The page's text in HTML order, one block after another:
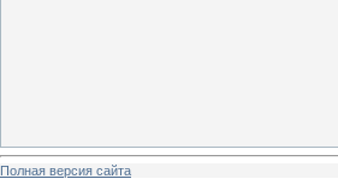
Полная версия сайта